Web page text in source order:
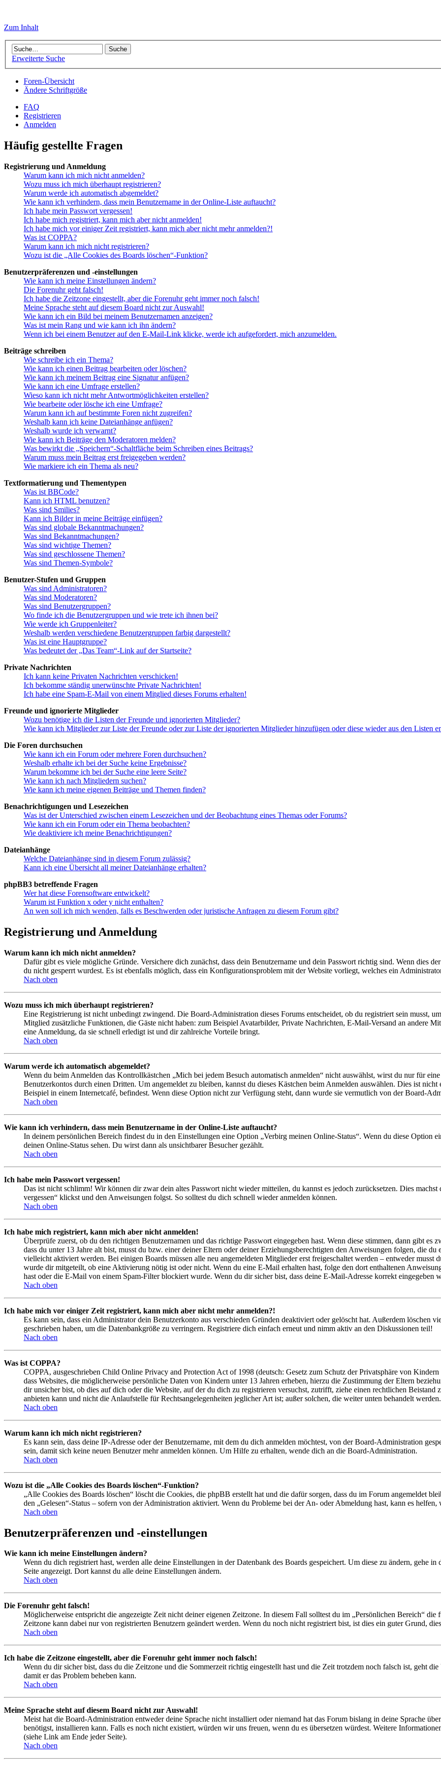
Zum Inhalt
Erweiterte Suche
Foren-Übersicht
Ändere Schriftgröße
FAQ
Registrieren
Anmelden
Häufig gestellte Fragen
Registrierung und Anmeldung
Warum kann ich mich nicht anmelden?
Wozu muss ich mich überhaupt registrieren?
Warum werde ich automatisch abgemeldet?
Wie kann ich verhindern, dass mein Benutzername in der Online-Liste auftaucht?
Ich habe mein Passwort vergessen!
Ich habe mich registriert, kann mich aber nicht anmelden!
Ich habe mich vor einiger Zeit registriert, kann mich aber nicht mehr anmelden?!
Was ist COPPA?
Warum kann ich mich nicht registrieren?
Wozu ist die „Alle Cookies des Boards löschen“-Funktion?
Benutzerpräferenzen und -einstellungen
Wie kann ich meine Einstellungen ändern?
Die Forenuhr geht falsch!
Ich habe die Zeitzone eingestellt, aber die Forenuhr geht immer noch falsch!
Meine Sprache steht auf diesem Board nicht zur Auswahl!
Wie kann ich ein Bild bei meinem Benutzernamen anzeigen?
Was ist mein Rang und wie kann ich ihn ändern?
Wenn ich bei einem Benutzer auf den E-Mail-Link klicke, werde ich aufgefordert, mich anzumelden.
Beiträge schreiben
Wie schreibe ich ein Thema?
Wie kann ich einen Beitrag bearbeiten oder löschen?
Wie kann ich meinem Beitrag eine Signatur anfügen?
Wie kann ich eine Umfrage erstellen?
Wieso kann ich nicht mehr Antwortmöglichkeiten erstellen?
Wie bearbeite oder lösche ich eine Umfrage?
Warum kann ich auf bestimmte Foren nicht zugreifen?
Weshalb kann ich keine Dateianhänge anfügen?
Weshalb wurde ich verwarnt?
Wie kann ich Beiträge den Moderatoren melden?
Was bewirkt die „Speichern“-Schaltfläche beim Schreiben eines Beitrags?
Warum muss mein Beitrag erst freigegeben werden?
Wie markiere ich ein Thema als neu?
Textformatierung und Thementypen
Was ist BBCode?
Kann ich HTML benutzen?
Was sind Smilies?
Kann ich Bilder in meine Beiträge einfügen?
Was sind globale Bekanntmachungen?
Was sind Bekanntmachungen?
Was sind wichtige Themen?
Was sind geschlossene Themen?
Was sind Themen-Symbole?
Benutzer-Stufen und Gruppen
Was sind Administratoren?
Was sind Moderatoren?
Was sind Benutzergruppen?
Wo finde ich die Benutzergruppen und wie trete ich ihnen bei?
Wie werde ich Gruppenleiter?
Weshalb werden verschiedene Benutzergruppen farbig dargestellt?
Was ist eine Hauptgruppe?
Was bedeutet der „Das Team“-Link auf der Startseite?
Private Nachrichten
Ich kann keine Privaten Nachrichten verschicken!
Ich bekomme ständig unerwünschte Private Nachrichten!
Ich habe eine Spam-E-Mail von einem Mitglied dieses Forums erhalten!
Freunde und ignorierte Mitglieder
Wozu benötige ich die Listen der Freunde und ignorierten Mitglieder?
Wie kann ich Mitglieder zur Liste der Freunde oder zur Liste der ignorierten Mitglieder hinzufügen oder diese wieder aus den Listen
Die Foren durchsuchen
Wie kann ich ein Forum oder mehrere Foren durchsuchen?
Weshalb erhalte ich bei der Suche keine Ergebnisse?
Warum bekomme ich bei der Suche eine leere Seite?
Wie kann ich nach Mitgliedern suchen?
Wie kann ich meine eigenen Beiträge und Themen finden?
Benachrichtigungen und Lesezeichen
Was ist der Unterschied zwischen einem Lesezeichen und der Beobachtung eines Themas oder Forums?
Wie kann ich ein Forum oder ein Thema beobachten?
Wie deaktiviere ich meine Benachrichtigungen?
Dateianhänge
Welche Dateianhänge sind in diesem Forum zulässig?
Kann ich eine Übersicht all meiner Dateianhänge erhalten?
phpBB3 betreffende Fragen
Wer hat diese Forensoftware entwickelt?
Warum ist Funktion x oder y nicht enthalten?
An wen soll ich mich wenden, falls es Beschwerden oder juristische Anfragen zu diesem Forum gibt?
Registrierung und Anmeldung
Warum kann ich mich nicht anmelden?
Dafür gibt es viele mögliche Gründe. Versichere dich zunächst, dass dein Benutzername und dein Passwort richtig sind. Wenn dies
du nicht gesperrt wurdest. Es ist ebenfalls möglich, dass ein Konfigurationsproblem mit der Website vorliegt, welches ein
Nach oben
Wozu muss ich mich überhaupt registrieren?
Eine Registrierung ist nicht unbedingt zwingend. Die Board-Administration dieses Forums entscheidet, ob du registriert sein musst,
Mitglied zusätzliche Funktionen, die Gäste nicht haben: zum Beispiel Avatarbilder, Private Nachrichten, E-Mail-Versand an andere
eine Anmeldung, da sie schnell erledigt ist und dir zahlreiche Vorteile bringt.
Nach oben
Warum werde ich automatisch abgemeldet?
Wenn du beim Anmelden das Kontrollkästchen „Mich bei jedem Besuch automatisch anmelden“ nicht auswählst, wirst du nur für
Benutzerkontos durch einen Dritten. Um angemeldet zu bleiben, kannst du dieses Kästchen beim Anmelden auswählen. Dies ist
Beispiel in einem Internetcafé, befindest. Wenn diese Option nicht zur Verfügung steht, dann wurde sie vermutlich von der Board-
Nach oben
Wie kann ich verhindern, dass mein Benutzername in der Online-Liste auftaucht?
In deinem persönlichen Bereich findest du in den Einstellungen eine Option „Verbirg meinen Online-Status“. Wenn du diese Option
deinen Online-Status sehen. Du wirst dann als unsichtbarer Besucher gezählt.
Nach oben
Ich habe mein Passwort vergessen!
Das ist nicht schlimm! Wir können dir zwar dein altes Passwort nicht wieder mitteilen, du kannst es jedoch zurücksetzen. Dies
vergessen“ klickst und den Anweisungen folgst. So solltest du dich schnell wieder anmelden können.
Nach oben
Ich habe mich registriert, kann mich aber nicht anmelden!
Überprüfe zuerst, ob du den richtigen Benutzernamen und das richtige Passwort eingegeben hast. Wenn diese stimmen, dann gibt es
dass du unter 13 Jahre alt bist, musst du bzw. einer deiner Eltern oder deiner Erziehungsberechtigten den Anweisungen folgen, die
vielleicht aktiviert werden. Bei einigen Boards müssen alle neu angemeldeten Mitglieder erst freigeschaltet werden – entweder musst
wurde dir mitgeteilt, ob eine Aktivierung nötig ist oder nicht. Wenn du eine E-Mail erhalten hast, folge den dort enthaltenen
hast oder die E-Mail von einem Spam-Filter blockiert wurde. Wenn du dir sicher bist, dass deine E-Mail-Adresse korrekt eingegeben
Nach oben
Ich habe mich vor einiger Zeit registriert, kann mich aber nicht mehr anmelden?!
Es kann sein, dass ein Administrator dein Benutzerkonto aus verschieden Gründen deaktiviert oder gelöscht hat. Außerdem löschen
geschrieben haben, um die Datenbankgröße zu verringern. Registriere dich einfach erneut und nimm aktiv an den Diskussionen teil!
Nach oben
Was ist COPPA?
COPPA, ausgeschrieben Child Online Privacy and Protection Act of 1998 (deutsch: Gesetz zum Schutz der Privatsphäre von
dass Websites, die möglicherweise persönliche Daten von Kindern unter 13 Jahren erheben, hierzu die Zustimmung der Eltern
dir unsicher bist, ob dies auf dich oder die Website, auf der du dich zu registrieren versuchst, zutrifft, ziehe einen rechtlichen Beistand
anbieten kann und nicht die Anlaufstelle für Rechtsangelegenheiten jeglicher Art ist; außer solchen, die weiter unten behandelt werden.
Nach oben
Warum kann ich mich nicht registrieren?
Es kann sein, dass deine IP-Adresse oder der Benutzername, mit dem du dich anmelden möchtest, von der Board-Administration
sein, damit sich keine neuen Benutzer mehr anmelden können. Um Hilfe zu erhalten, wende dich an die Board-Administration.
Nach oben
Wozu ist die „Alle Cookies des Boards löschen“-Funktion?
„Alle Cookies des Boards löschen“ löscht die Cookies, die phpBB erstellt hat und die dafür sorgen, dass du im Forum angemeldet
den „Gelesen“-Status – sofern von der Administration aktiviert. Wenn du Probleme bei der An- oder Abmeldung hast, kann es
Nach oben
Benutzerpräferenzen und -einstellungen
Wie kann ich meine Einstellungen ändern?
Wenn du dich registriert hast, werden alle deine Einstellungen in der Datenbank des Boards gespeichert. Um diese zu ändern, gehe
Seite angezeigt. Dort kannst du alle deine Einstellungen ändern.
Nach oben
Die Forenuhr geht falsch!
Möglicherweise entspricht die angezeigte Zeit nicht deiner eigenen Zeitzone. In diesem Fall solltest du im „Persönlichen Bereich“
Zeitzone kann dabei nur von registrierten Benutzern geändert werden. Wenn du noch nicht registriert bist, ist dies ein guter Grund,
Nach oben
Ich habe die Zeitzone eingestellt, aber die Forenuhr geht immer noch falsch!
Wenn du dir sicher bist, dass du die Zeitzone und die Sommerzeit richtig eingestellt hast und die Zeit trotzdem noch falsch ist, geht
damit er das Problem beheben kann.
Nach oben
Meine Sprache steht auf diesem Board nicht zur Auswahl!
Meist hat die Board-Administration entweder deine Sprache nicht installiert oder niemand hat das Forum bislang in deine Sprache
benötigst, installieren kann. Falls es noch nicht existiert, würden wir uns freuen, wenn du es übersetzen würdest. Weitere
(siehe Link am Ende jeder Seite).
Nach oben